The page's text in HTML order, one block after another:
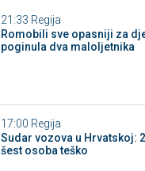
21:33 Regija
Romobili sve opasniji za
poginula dva maloljetnika
17:00 Regija
Sudar vozova u Hrvatskoj:
šest osoba teško